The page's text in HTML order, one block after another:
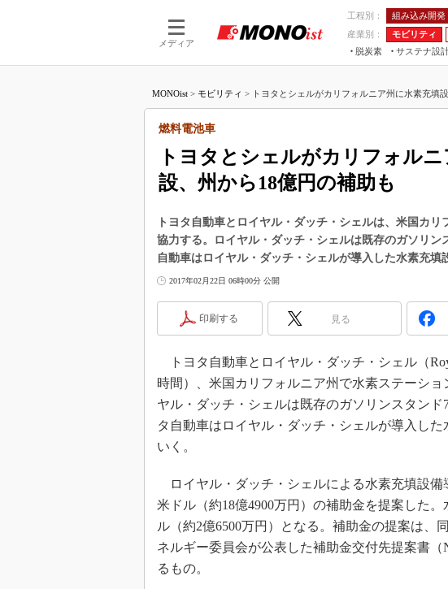
メディア
工程別： 組み込み開発
産業別：
モビリティ
脱炭素
サステナ設
つながる工場AI×設備保全
MONOist > モビリティ > トヨタとシェルがカリフォルニア州に水素充填設
トヨタとシェルがカリフォル
設、州から18億円の補助も
燃料電池車
トヨタ自動車とロイヤル・ダッチ・シェルは、米国カ
協力する。ロイヤル・ダッチ・シェルは既存のガソリン
自動車はロイヤル・ダッチ・シェルが導入した水素充填
2017年02月22日 06時00分 公開
印刷する 見る
トヨタ自動車とロイヤル・ダッチ・シェル（
時間）、米国カリフォルニア州で水素ステーシ
ヤル・ダッチ・シェルは既存のガソリンスタン
タ自動車はロイヤル・ダッチ・シェルが導入し
いく。
ロイヤル・ダッチ・シェルによる水素充填設備
米ドル（約18億4900万円）の補助金を提案した
ル（約2億6500万円）となる。補助金の提案は、
ネルギー委員会が公表した補助金交付先提案書（
るもの。